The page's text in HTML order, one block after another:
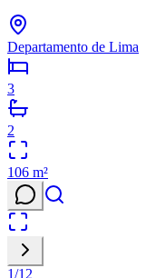
Departamento de Lima
3
2
106 m²
1/12